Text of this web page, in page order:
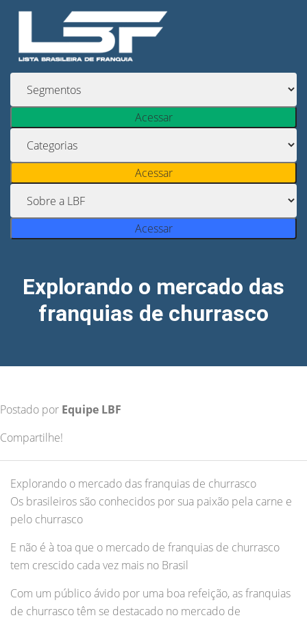
Acessar
Acessar
Acessar
Explorando o mercado das
franquias de churrasco
Postado por Equipe LBF
Compartilhe!
Explorando o mercado das franquias de churrasco
Os brasileiros são conhecidos por sua paixão pela carne e
pelo churrasco
E não é à toa que o mercado de franquias de churrasco
tem crescido cada vez mais no Brasil
Com um público ávido por uma boa refeição, as franquias
de churrasco têm se destacado no mercado de